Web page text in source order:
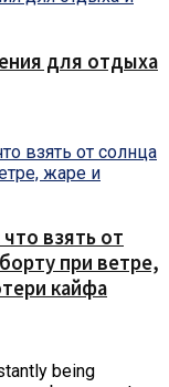
для отдыха
взять от
при ветре,
кайфа
being